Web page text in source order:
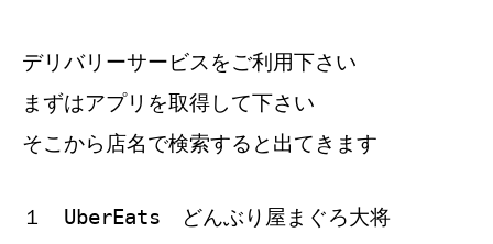
デリバリーサービスをご利用下さい
まずはアプリを取得して下さい
そこから店名で検索すると出てきます
１ UberEats どんぶり屋まぐろ大将